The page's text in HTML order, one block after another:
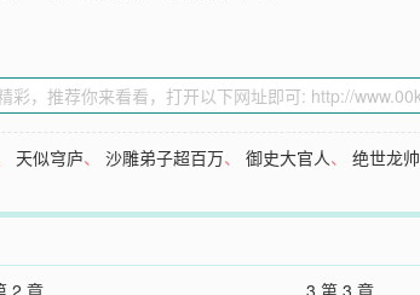
天似穹庐、沙雕弟子超百万、御史大官人、绝世龙帅
2 章 3 第 3 章